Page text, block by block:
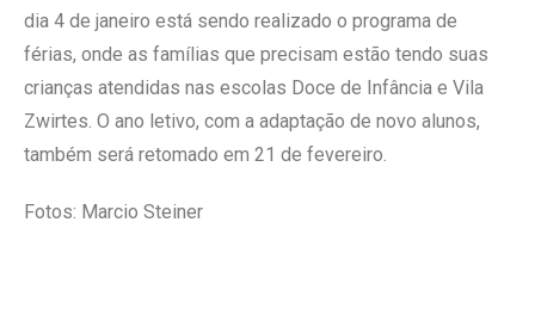
dia 4 de janeiro está sendo realizado o programa de
férias, onde as famílias que precisam estão tendo suas
crianças atendidas nas escolas Doce de Infância e Vila
Zwirtes. O ano letivo, com a adaptação de novo alunos,
também será retomado em 21 de fevereiro.
Fotos: Marcio Steiner